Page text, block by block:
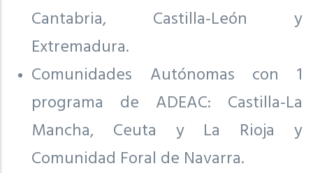
Cantabria, Castilla-León y
Extremadura.
Comunidades Autónomas con 1
programa de ADEAC: Castilla-La
Mancha, Ceuta y La Rioja y
Comunidad Foral de Navarra.